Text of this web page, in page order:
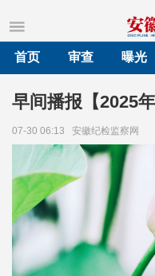
首页
审查 曝光
早间播报【2025年
07-30 06:13 安徽纪检监察网